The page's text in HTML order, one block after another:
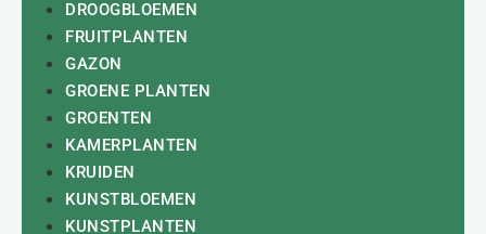
DROOGBLOEMEN
FRUITPLANTEN
GAZON
GROENE PLANTEN
GROENTEN
KAMERPLANTEN
KRUIDEN
KUNSTBLOEMEN
KUNSTPLANTEN